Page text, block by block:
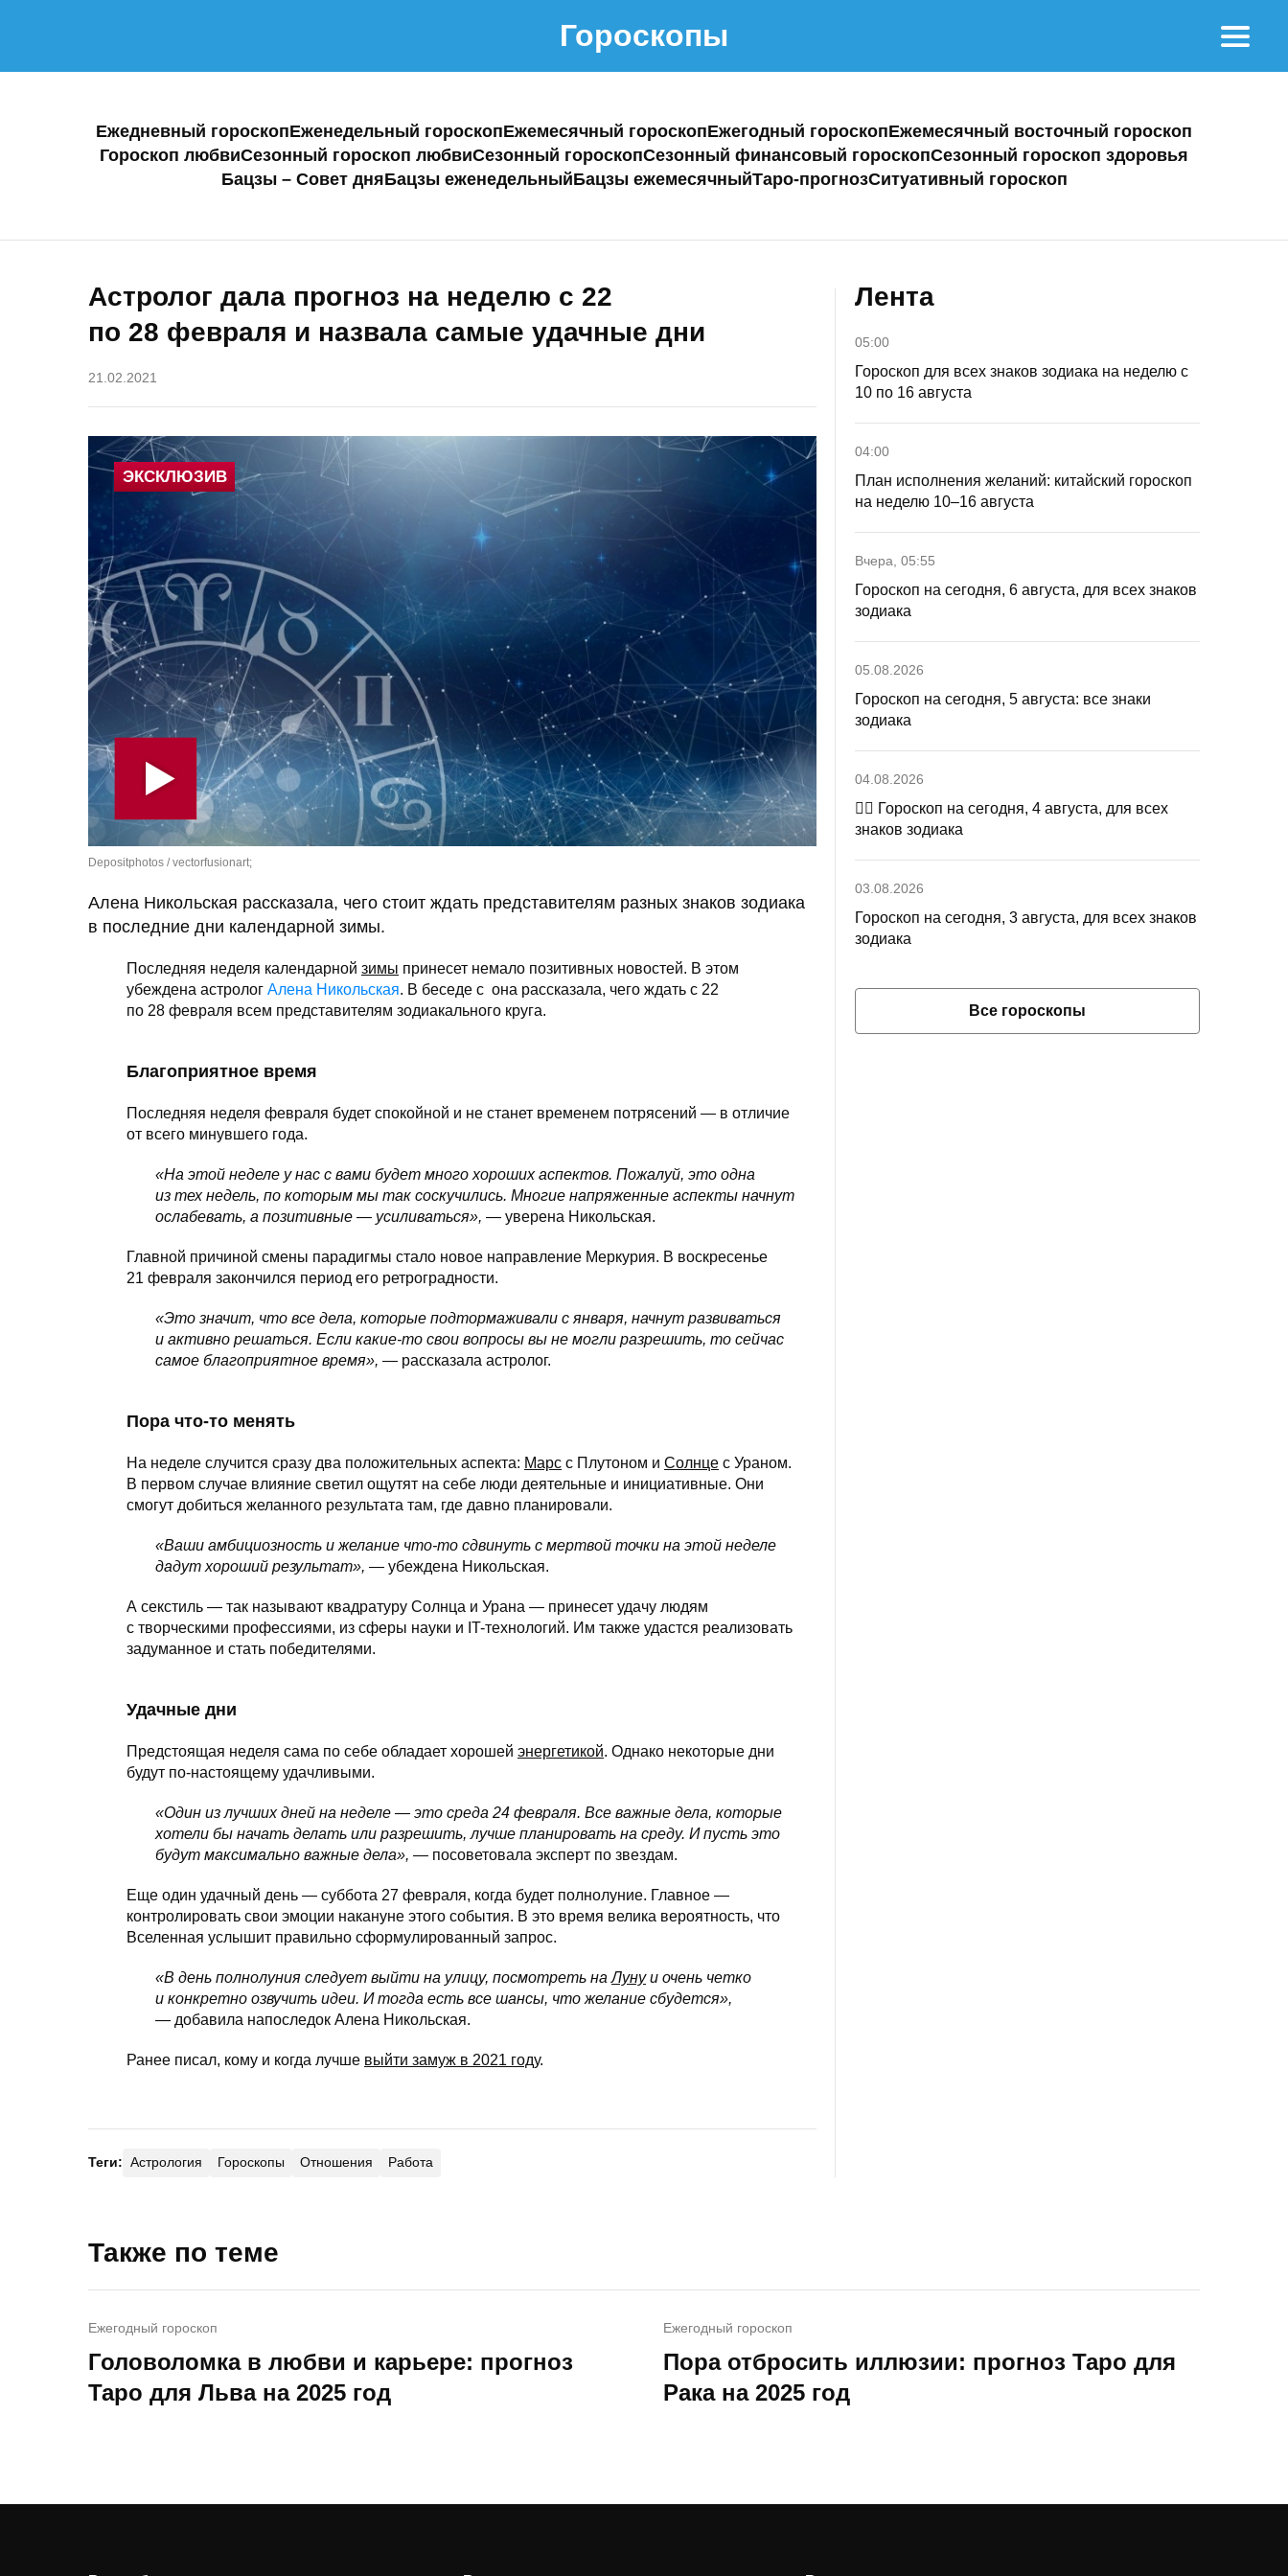
Гороскопы
Ежедневный гороскопЕженедельный гороскопЕжемесячный гороскопЕжегодный гороскопЕжемесячный восточный гороскоп
Гороскоп любвиСезонный гороскоп любвиСезонный гороскопСезонный финансовый гороскопСезонный гороскоп здоровья
Бацзы – Совет дняБацзы еженедельныйБацзы ежемесячныйТаро-прогнозСитуативный гороскоп
Астролог дала прогноз на неделю с 22
по 28 февраля и назвала самые удачные дни
21.02.2021
Depositphotos / vectorfusionart;
Алена Никольская рассказала, чего стоит ждать представителям разных знаков зодиака
в последние дни календарной зимы.
Последняя неделя календарной зимы принесет немало позитивных новостей. В этом
убеждена астролог Алена Никольская. В беседе с она рассказала, чего ждать с 22
по 28 февраля всем представителям зодиакального круга.
Благоприятное время
Последняя неделя февраля будет спокойной и не станет временем потрясений — в отличие
от всего минувшего года.
«На этой неделе у нас с вами будет много хороших аспектов. Пожалуй, это одна
из тех недель, по которым мы так соскучились. Многие напряженные аспекты начнут
ослабевать, а позитивные — усиливаться», — уверена Никольская.
Главной причиной смены парадигмы стало новое направление Меркурия. В воскресенье
21 февраля закончился период его ретроградности.
«Это значит, что все дела, которые подтормаживали с января, начнут развиваться
и активно решаться. Если какие-то свои вопросы вы не могли разрешить, то сейчас
самое благоприятное время», — рассказала астролог.
Пора что-то менять
На неделе случится сразу два положительных аспекта: Марс с Плутоном и Солнце с Ураном.
В первом случае влияние светил ощутят на себе люди деятельные и инициативные. Они
смогут добиться желанного результата там, где давно планировали.
«Ваши амбициозность и желание что-то сдвинуть с мертвой точки на этой неделе
дадут хороший результат», — убеждена Никольская.
А секстиль — так называют квадратуру Солнца и Урана — принесет удачу людям
с творческими профессиями, из сферы науки и IT-технологий. Им также удастся реализовать
задуманное и стать победителями.
Удачные дни
Предстоящая неделя сама по себе обладает хорошей энергетикой. Однако некоторые дни
будут по-настоящему удачливыми.
«Один из лучших дней на неделе — это среда 24 февраля. Все важные дела, которые
хотели бы начать делать или разрешить, лучше планировать на среду. И пусть это
будут максимально важные дела», — посоветовала эксперт по звездам.
Еще один удачный день — суббота 27 февраля, когда будет полнолуние. Главное —
контролировать свои эмоции накануне этого события. В это время велика вероятность, что
Вселенная услышит правильно сформулированный запрос.
«В день полнолуния следует выйти на улицу, посмотреть наЛунуи очень четко
и конкретно озвучить идеи. И тогда есть все шансы, что желание сбудется»,
— добавила напоследок Алена Никольская.
Ранее писал, кому и когда лучше выйти замуж в 2021 году.
Теги: Астрология Гороскопы Отношения Работа
Лента
05:00
Гороскоп для всех знаков зодиака на неделю с
10 по 16 августа
04:00
План исполнения желаний: китайский гороскоп
на неделю 10–16 августа
Вчера, 05:55
Гороскоп на сегодня, 6 августа, для всех знаков
зодиака
05.08.2026
Гороскоп на сегодня, 5 августа: все знаки
зодиака
04.08.2026
🧙‍♀ Гороскоп на сегодня, 4 августа, для всех
знаков зодиака
03.08.2026
Гороскоп на сегодня, 3 августа, для всех знаков
зодиака
Все гороскопы
Также по теме
Ежегодный гороскоп
Головоломка в любви и карьере: прогноз
Таро для Льва на 2025 год
Ежегодный гороскоп
Пора отбросить иллюзии: прогноз Таро для
Рака на 2025 год